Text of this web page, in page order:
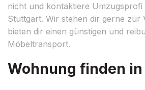
nicht und kontaktiere
Stuttgart. Wir stehen dir gerne zur
bieten dir einen günstigen und
Möbeltransport.
Wohnung finden